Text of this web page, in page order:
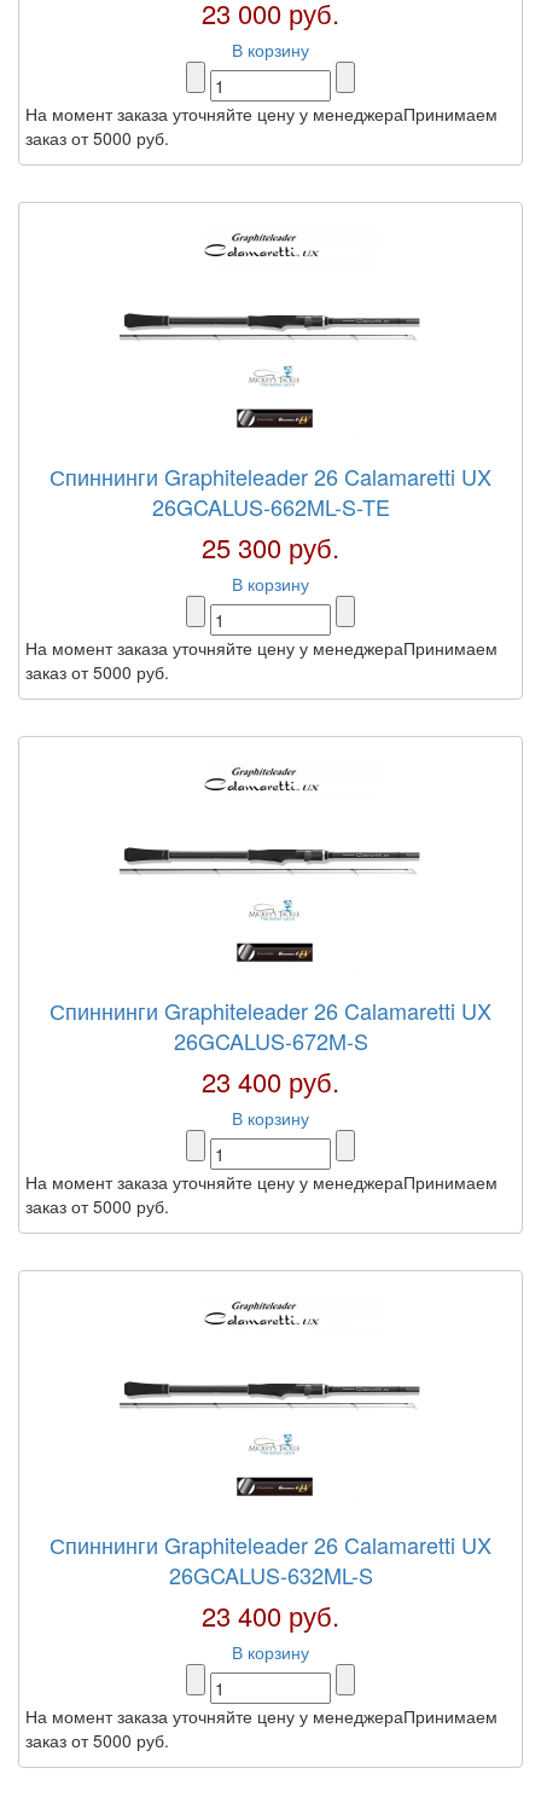
23 000 руб.
В корзину
На момент заказа уточняйте цену у менеджераПринимаем
заказ от 5000 руб.
Спиннинги Graphiteleader 26 Calamaretti UX
26GCALUS-662ML-S-TE
25 300 руб.
В корзину
На момент заказа уточняйте цену у менеджераПринимаем
заказ от 5000 руб.
Спиннинги Graphiteleader 26 Calamaretti UX
26GCALUS-672M-S
23 400 руб.
В корзину
На момент заказа уточняйте цену у менеджераПринимаем
заказ от 5000 руб.
Спиннинги Graphiteleader 26 Calamaretti UX
26GCALUS-632ML-S
23 400 руб.
В корзину
На момент заказа уточняйте цену у менеджераПринимаем
заказ от 5000 руб.